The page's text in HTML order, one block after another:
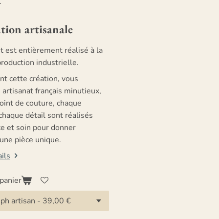
artisanale
est entièrement réalisé à la
industrielle.
cette création, vous
français minutieux,
de couture, chaque
détail sont réalisés
et soin pour donner
pièce unique.